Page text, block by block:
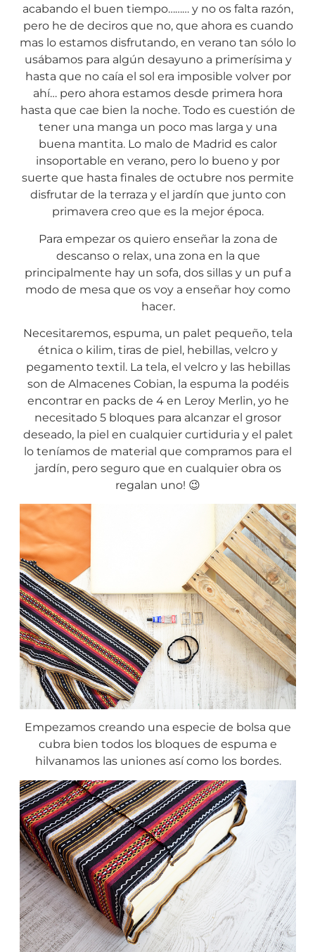
acabando el buen tiempo……… y no os falta razón,
pero he de deciros que no, que ahora es cuando
mas lo estamos disfrutando, en verano tan sólo lo
usábamos para algún desayuno a primerísima y
hasta que no caía el sol era imposible volver por
ahí… pero ahora estamos desde primera hora
hasta que cae bien la noche. Todo es cuestión de
tener una manga un poco mas larga y una
buena mantita. Lo malo de Madrid es calor
insoportable en verano, pero lo bueno y por
suerte que hasta finales de octubre nos permite
disfrutar de la terraza y el jardín que junto con
primavera creo que es la mejor época.
Para empezar os quiero enseñar la zona de
descanso o relax, una zona en la que
principalmente hay un sofa, dos sillas y un puf a
modo de mesa que os voy a enseñar hoy como
hacer.
Necesitaremos, espuma, un palet pequeño, tela
étnica o kilim, tiras de piel, hebillas, velcro y
pegamento textil. La tela, el velcro y las hebillas
son de Almacenes Cobian, la espuma la podéis
encontrar en packs de 4 en Leroy Merlin, yo he
necesitado 5 bloques para alcanzar el grosor
deseado, la piel en cualquier curtiduria y el palet
lo teníamos de material que compramos para el
jardín, pero seguro que en cualquier obra os
regalan uno! 😉
Empezamos creando una especie de bolsa que
cubra bien todos los bloques de espuma e
hilvanamos las uniones así como los bordes.